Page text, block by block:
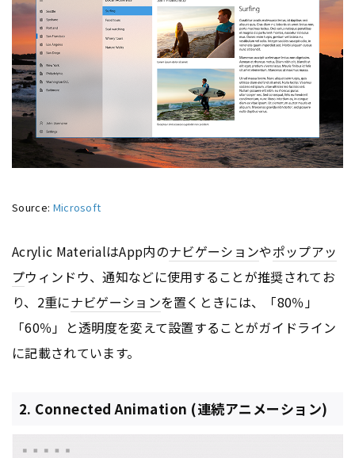
Source: Microsoft
Acrylic MaterialはApp内のナビゲーションやポップアッ
プウィンドウ、通知などに使用することが推奨されてお
り、2重にナビゲーションを置くときには、「80％」
「60％」と透明度を変えて設置することがガイドライン
に記載されています。
2. Connected Animation (連続アニメーション)